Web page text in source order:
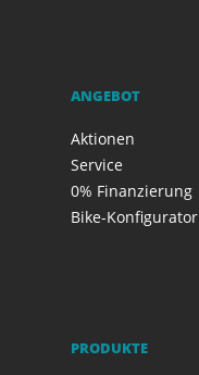
ANGEBOT
Aktionen
Service
0% Finanzierung
Bike-Konfigurator
PRODUKTE